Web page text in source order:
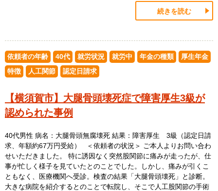
続きを読む
依頼者の年齢 40代 就労状況 就労中 年金の種類
厚生年金
特徴
人工関節 認定日請求
【横須賀市】大腿骨頭壊死症で障害厚生3級が
認められた事例
40代男性 病名：大腿骨頭無腐壊死 結果：障害厚生 3級（認定日請
求、年額約67万円受給） ＜依頼者の状況＞ ご本人よりお問い合わ
せいただきました。 特に誘因なく突然股関節に痛みが走ったが、仕
事が忙しく様子を見ていたとのことでした。しかし、痛みが引くこ
ともなく、医療機関へ受診。検査の結果「大腿骨頭壊死」と診断。
大きな病院を紹介するとのことで転院し、そこで人工股関節の手術